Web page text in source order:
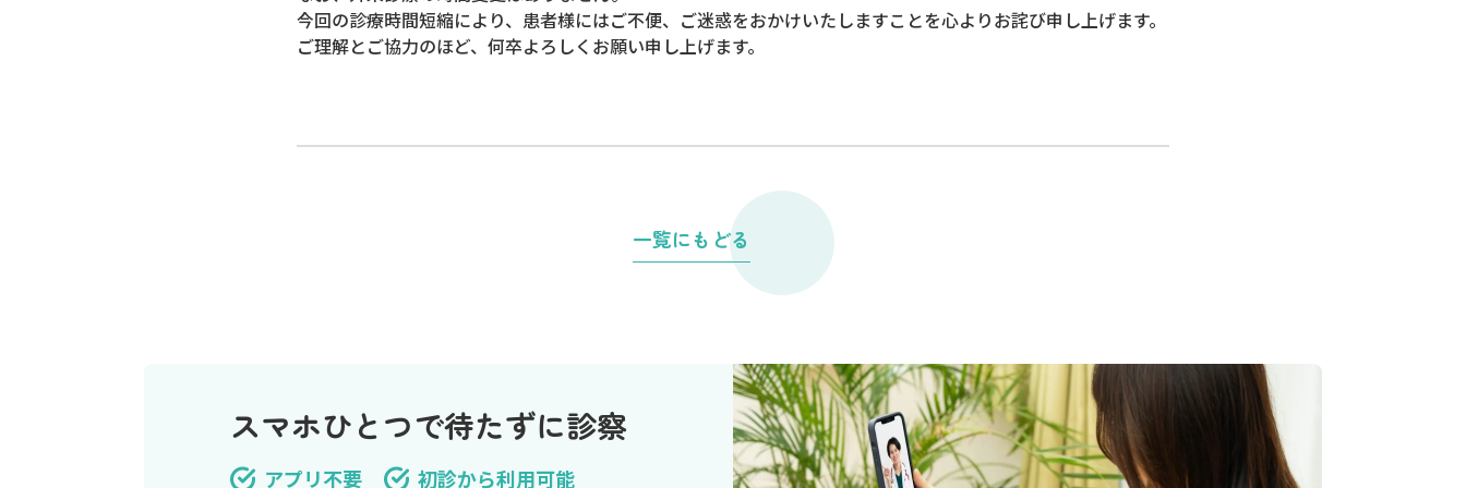
今回の診療時間短縮により、患者様にはご不便、ご迷惑をおかけいたしますことを心よりお詫び申し上げます。
ご理解とご協力のほど、何卒よろしくお願い申し上げます。
一覧にもどる
スマホひとつで待たずに診察
アプリ不要 初診から利用可能